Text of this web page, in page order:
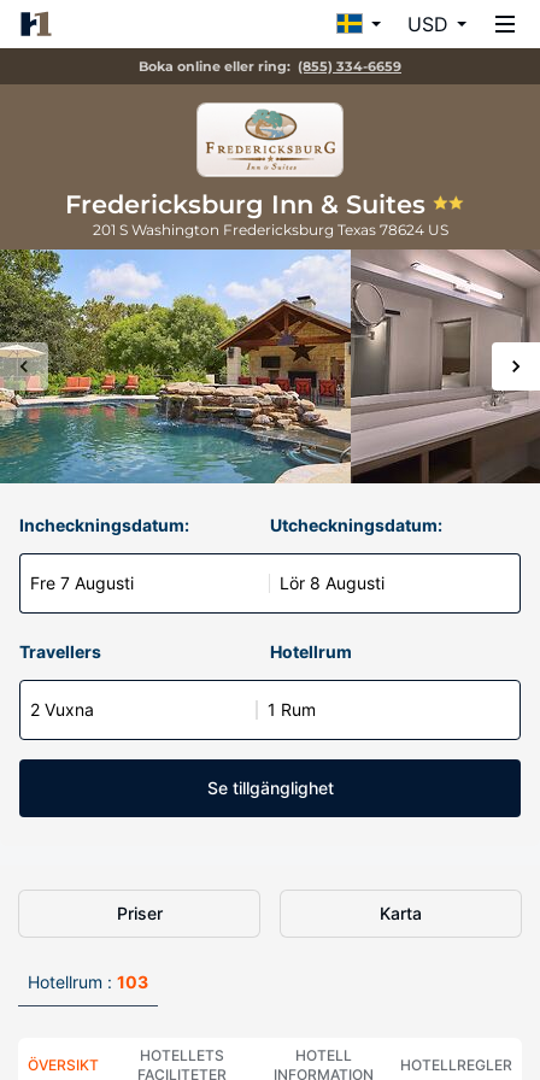
USD
Boka online eller ring: (855) 334-6659
Fredericksburg Inn & Suites
201 S Washington Fredericksburg Texas 78624 US
Incheckningsdatum:
Fre 7 Augusti
Utcheckningsdatum:
Lör 8 Augusti
Travellers Hotellrum
2 Vuxna 1 Rum
Se tillgänglighet
Priser Karta
Hotellrum : 103
ÖVERSIKT
HOTELLETS
FACILITETER
HOTELL
INFORMATION
HOTELLREGLER